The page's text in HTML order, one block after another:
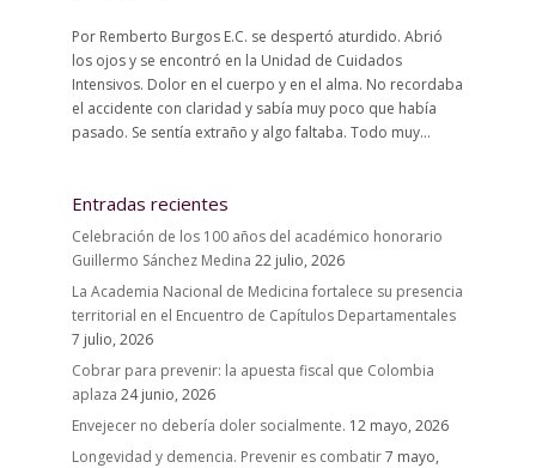
Por Remberto Burgos E.C. se despertó aturdido. Abrió
los ojos y se encontró en la Unidad de Cuidados
Intensivos. Dolor en el cuerpo y en el alma. No recordaba
el accidente con claridad y sabía muy poco que había
pasado. Se sentía extraño y algo faltaba. Todo muy...
Entradas recientes
Celebración de los 100 años del académico honorario
Guillermo Sánchez Medina 22 julio, 2026
La Academia Nacional de Medicina fortalece su presencia
territorial en el Encuentro de Capítulos Departamentales
7 julio, 2026
Cobrar para prevenir: la apuesta fiscal que Colombia
aplaza 24 junio, 2026
Envejecer no debería doler socialmente. 12 mayo, 2026
Longevidad y demencia. Prevenir es combatir7 mayo,